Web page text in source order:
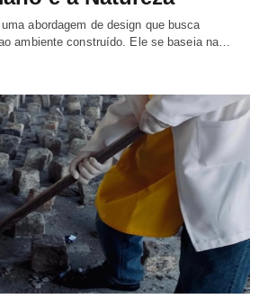
abordagem de design que busca
ambiente construído. Ele se baseia na…